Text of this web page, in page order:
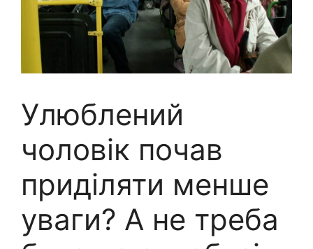
Улюблений
чоловік почав
приділяти менше
уваги? А не треба